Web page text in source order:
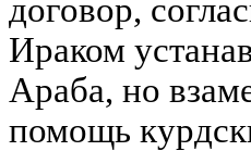
договор,
Ираком
Араба, но
помощь